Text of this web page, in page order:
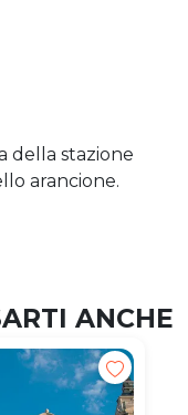
della stazione
arancione.
ANCHE